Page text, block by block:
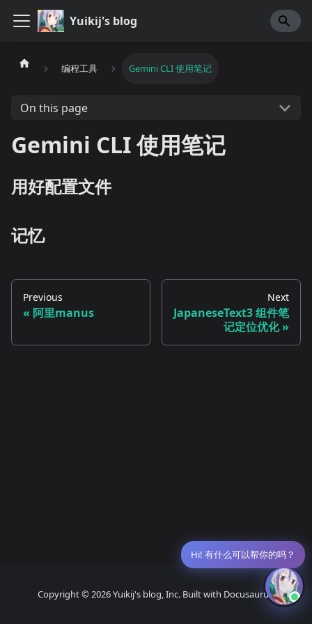
Yuikij's blog
编程工具 Gemini CLI 使用笔记
On this page
Gemini CLI 使用笔记
用好配置文件
记忆
Previous
阿里manus
Next
JapaneseText3 组件笔
记定位优化
Copyright © 2026 Yuikij's blog, Inc. Built with Docusaurus.
Hi! 有什么可以帮你的吗？